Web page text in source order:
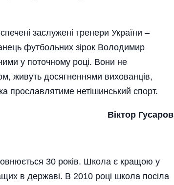
за­служені тренери України –
футбольних зірок Володимир
у поточному році. Вони не
живуть досягненнями вихованців,
прославлятиме нетішинський спорт.
Віктор Гусаров
30 років. Школа є кращою у
в державі. В 2010 році школа посіла